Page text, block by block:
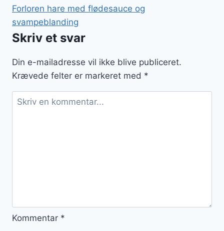
Forloren hare med flødesauce og
svampeblanding
Skriv et svar
Din e-mailadresse vil ikke blive publiceret.
Krævede felter er markeret med *
Kommentar *